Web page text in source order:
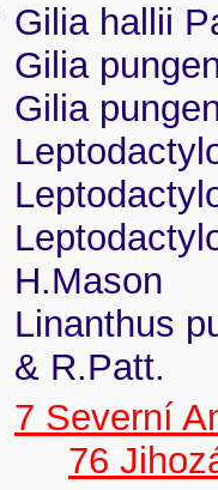
Gilia hallii
Gilia
Gilia
H.Mason
Linanthus
& R.Patt.
7 Severní
76